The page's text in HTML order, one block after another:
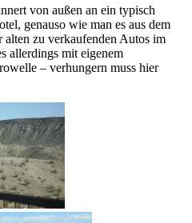
von außen an ein typisch
genauso wie man es aus dem
alten zu verkaufenden Autos im
allerdings mit eigenem
– verhungern muss hier